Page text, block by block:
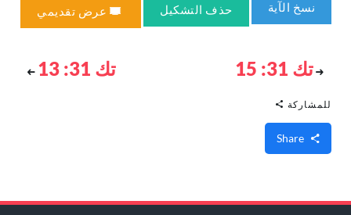
نسخ الآية حذف التشكيل عرض تقديمي
تك 31: 15 تك 31: 13
للمشاركة